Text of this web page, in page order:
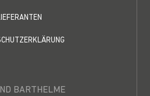
BARTHELME